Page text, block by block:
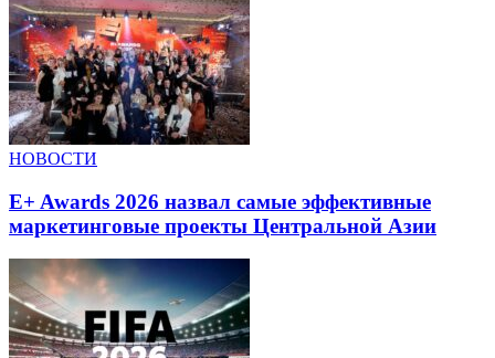
НОВОСТИ
E+ Awards 2026 назвал самые эффективные
маркетинговые проекты Центральной Азии